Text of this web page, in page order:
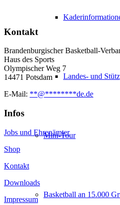
Landes- und
Mini-Tour
Basketball an 15.000
Kontakt
Brandenburgischer Basketball-
Haus des Sports
Olympischer Weg 7
14471 Potsdam
E-Mail: **@********de.de
Infos
Jobs und Ehrenämter
Shop
Kontakt
Downloads
Impressum